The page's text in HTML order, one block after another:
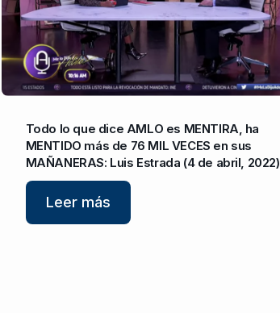
Todo lo que dice AMLO es MENTIRA, ha
MENTIDO más de 76 MIL VECES en sus
MAÑANERAS: Luis Estrada (4 de abril, 2022)
Leer más